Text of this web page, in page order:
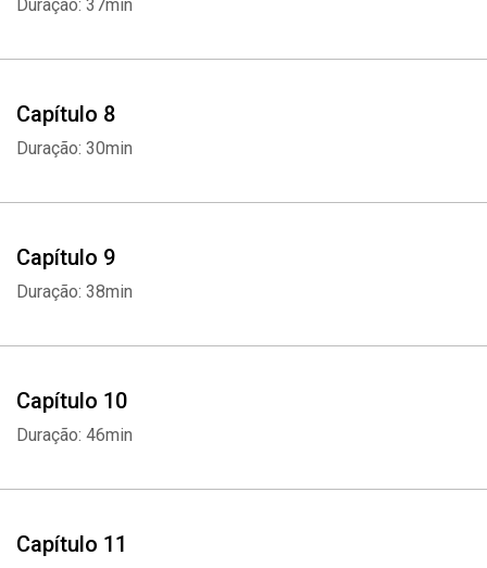
Duração: 37min
Capítulo 8
Duração: 30min
Capítulo 9
Duração: 38min
Capítulo 10
Duração: 46min
Capítulo 11